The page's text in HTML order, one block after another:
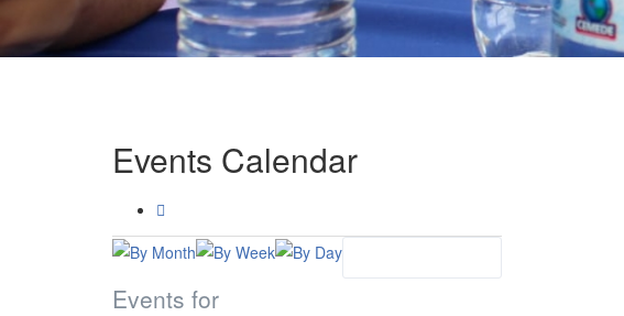
Events Calendar
Events for